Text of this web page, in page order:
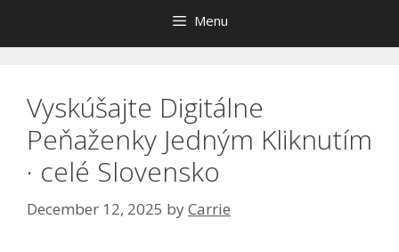
Menu
Vyskúšajte Digitálne
Peňaženky Jedným Kliknutím
· celé Slovensko
December 12, 2025 byCarrie